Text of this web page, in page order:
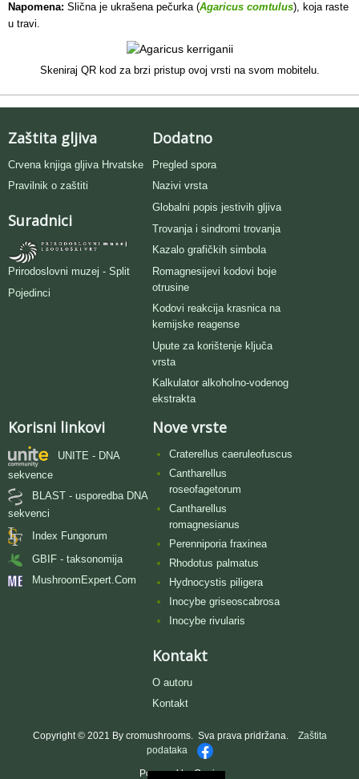
Napomena: Slična je ukrašena pečurka (Agaricus comtulus), koja raste
u travi.
Skeniraj QR kod za brzi pristup ovoj vrsti na svom mobitelu.
Zaštita gljiva
Crvena knjiga gljiva Hrvatske
Pravilnik o zaštiti
Suradnici
Prirodoslovni muzej - Split
Pojedinci
Dodatno
Pregled spora
Nazivi vrsta
Globalni popis jestivih gljiva
Trovanja i sindromi trovanja
Kazalo grafičkih simbola
Romagnesijevi kodovi boje
otrusine
Kodovi reakcija krasnica na
kemijske reagense
Upute za korištenje ključa
vrsta
Kalkulator alkoholno-vodenog
ekstrakta
Korisni linkovi
UNITE - DNA
sekvence
BLAST - usporedba DNA
sekvenci
Index Fungorum
GBIF - taksonomija
MushroomExpert.Com
Nove vrste
Craterellus caeruleofuscus
Cantharellus
roseofagetorum
Cantharellus
romagnesianus
Perenniporia fraxinea
Rhodotus palmatus
Hydnocystis piligera
Inocybe griseoscabrosa
Inocybe rivularis
Kontakt
O autoru
Kontakt
Copyright © 2021 By cromushrooms. Sva prava pridržana. Zaštita
podataka
Powered by Oggie